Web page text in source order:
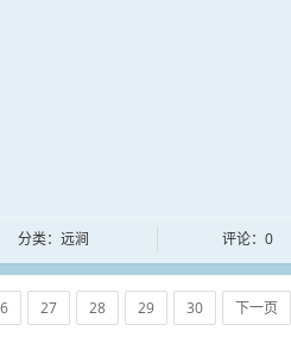
分类：远涧 评论：0
27 28 29 30 下一页